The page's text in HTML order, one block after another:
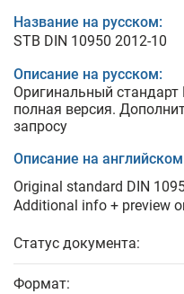
Название на русском:
STB DIN 10950 2012-10
Описание на русском:
Оригинальный стандарт
полная версия.
запросу
Описание на
Original standard DIN
Additional info + preview
Статус документа:
Формат: